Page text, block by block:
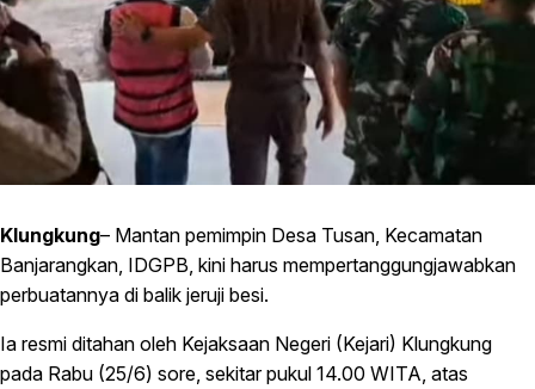
Klungkung– Mantan pemimpin Desa Tusan, Kecamatan
Banjarangkan, IDGPB, kini harus mempertanggungjawabkan
perbuatannya di balik jeruji besi.
Ia resmi ditahan oleh Kejaksaan Negeri (Kejari) Klungkung
pada Rabu (25/6) sore, sekitar pukul 14.00 WITA, atas